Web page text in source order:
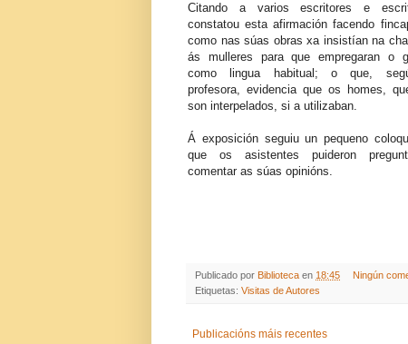
Citando a varios escritores e
constatou esta afirmación facendo
como nas súas obras xa insistían na
ás mulleres para que empregaran o
como lingua habitual; o que,
profesora, evidencia que os homes,
son interpelados, si a utilizaban.
Á exposición seguiu un pequeno
que os asistentes puideron
comentar as súas opinións.
Publicado por Biblioteca en 18:45
Ningún
Etiquetas: Visitas de Autores
Publicacións máis recentes